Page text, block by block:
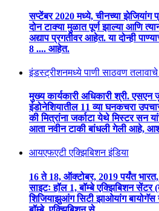
सप्टेंबर 2020 मध्ये, चीनच्या झेजियांग
दोन टाक्या मुळात पूर्ण झाल्या आणि
अद्याप प्रगतीवर आहेत. या दोन्ही
8 .... आहेत.
इंडस्ट्रीशनमध्ये पाणी साठवण
मुख्य कार्यकारी अधिकारी श्री.
इंडोनेशियातील 11 व्या घनकचरा
की मित्रांना जर्काटा येथे मिस्टर सन
आता नवीन टाकी बांधली गेली आहे,
आयएफएटी एक्झिबिशन इंडिया
16 ते 18, ऑक्टोबर, 2019 पर्यंत
साइटः हॉल 1, बॉम्बे एक्झिबिशन सेंटर
शिजियाझुआंग सिटी झाओयांग बायोगॅस